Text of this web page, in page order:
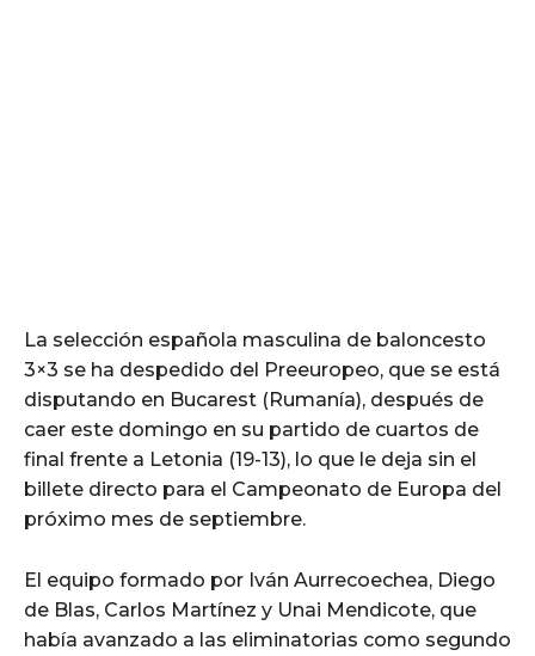
La selección española masculina de baloncesto
3×3 se ha despedido del Preeuropeo, que se está
disputando en Bucarest (Rumanía), después de
caer este domingo en su partido de cuartos de
final frente a Letonia (19-13), lo que le deja sin el
billete directo para el Campeonato de Europa del
próximo mes de septiembre.
El equipo formado por Iván Aurrecoechea, Diego
de Blas, Carlos Martínez y Unai Mendicote, que
había avanzado a las eliminatorias como segundo